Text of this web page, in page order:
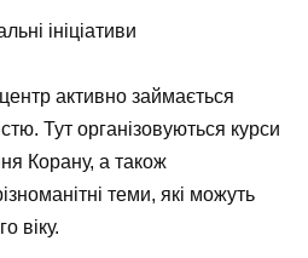
ініціативи
активно займається
Тут організовуються курси
Корану, а також
теми, які можуть
віку.